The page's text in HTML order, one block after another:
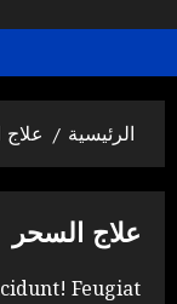
الرئيسية
علاج السحر
Feugiat